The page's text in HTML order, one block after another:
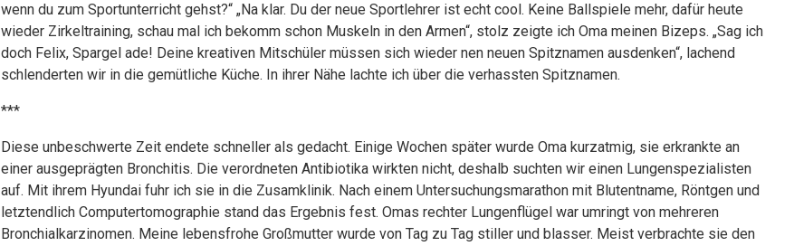
wenn du zum Sportunterricht gehst?“ „Na klar. Du der neue Sportlehrer ist echt cool. Keine Ballspiele mehr, dafür heute
wieder Zirkeltraining, schau mal ich bekomm schon Muskeln in den Armen“, stolz zeigte ich Oma meinen Bizeps. „Sag ich
doch Felix, Spargel ade! Deine kreativen Mitschüler müssen sich wieder nen neuen Spitznamen ausdenken“, lachend
schlenderten wir in die gemütliche Küche. In ihrer Nähe lachte ich über die verhassten Spitznamen.
***
Diese unbeschwerte Zeit endete schneller als gedacht. Einige Wochen später wurde Oma kurzatmig, sie erkrankte an
einer ausgeprägten Bronchitis. Die verordneten Antibiotika wirkten nicht, deshalb suchten wir einen Lungenspezialisten
auf. Mit ihrem Hyundai fuhr ich sie in die Zusamklinik. Nach einem Untersuchungsmarathon mit Blutentname, Röntgen und
letztendlich Computertomographie stand das Ergebnis fest. Omas rechter Lungenflügel war umringt von mehreren
Bronchialkarzinomen. Meine lebensfrohe Großmutter wurde von Tag zu Tag stiller und blasser. Meist verbrachte sie den